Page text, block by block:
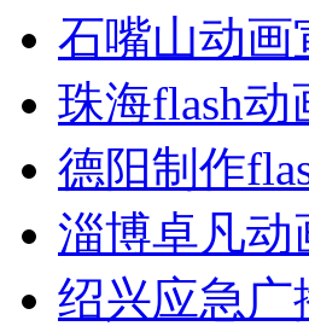
石嘴山动画
珠海flash
德阳制作
淄博卓凡动
绍兴应急广